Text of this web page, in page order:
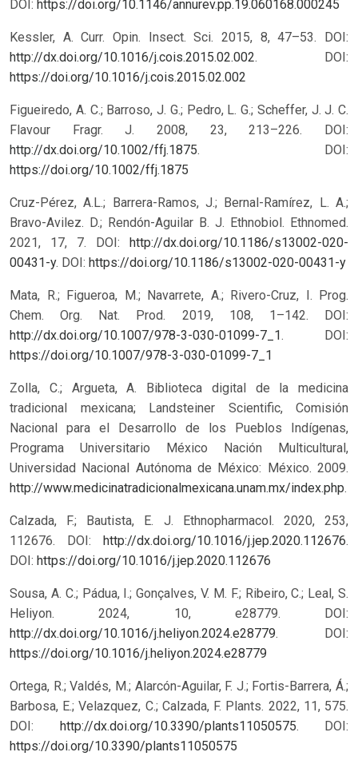
DOI: https://doi.org/10.1146/annurev.pp.19.060168.000245
Kessler, A. Curr. Opin. Insect. Sci. 2015, 8, 47–53. DOI:
http://dx.doi.org/10.1016/j.cois.2015.02.002. DOI:
https://doi.org/10.1016/j.cois.2015.02.002
Figueiredo, A. C.; Barroso, J. G.; Pedro, L. G.; Scheffer, J. J. C.
Flavour Fragr. J. 2008, 23, 213–226. DOI:
http://dx.doi.org/10.1002/ffj.1875. DOI:
https://doi.org/10.1002/ffj.1875
Cruz-Pérez, A.L.; Barrera-Ramos, J.; Bernal-Ramírez, L. A.;
Bravo-Avilez. D.; Rendón-Aguilar B. J. Ethnobiol. Ethnomed.
2021, 17, 7. DOI: http://dx.doi.org/10.1186/s13002-020-
00431-y. DOI: https://doi.org/10.1186/s13002-020-00431-y
Mata, R.; Figueroa, M.; Navarrete, A.; Rivero-Cruz, I. Prog.
Chem. Org. Nat. Prod. 2019, 108, 1–142. DOI:
http://dx.doi.org/10.1007/978-3-030-01099-7_1. DOI:
https://doi.org/10.1007/978-3-030-01099-7_1
Zolla, C.; Argueta, A. Biblioteca digital de la medicina
tradicional mexicana; Landsteiner Scientific, Comisión
Nacional para el Desarrollo de los Pueblos Indígenas,
Programa Universitario México Nación Multicultural,
Universidad Nacional Autónoma de México: México. 2009.
http://www.medicinatradicionalmexicana.unam.mx/index.php.
Calzada, F.; Bautista, E. J. Ethnopharmacol. 2020, 253,
112676. DOI: http://dx.doi.org/10.1016/j.jep.2020.112676.
DOI: https://doi.org/10.1016/j.jep.2020.112676
Sousa, A. C.; Pádua, I.; Gonçalves, V. M. F.; Ribeiro, C.; Leal, S.
Heliyon. 2024, 10, e28779. DOI:
http://dx.doi.org/10.1016/j.heliyon.2024.e28779. DOI:
https://doi.org/10.1016/j.heliyon.2024.e28779
Ortega, R.; Valdés, M.; Alarcón-Aguilar, F. J.; Fortis-Barrera, Á.;
Barbosa, E.; Velazquez, C.; Calzada, F. Plants. 2022, 11, 575.
DOI: http://dx.doi.org/10.3390/plants11050575. DOI:
https://doi.org/10.3390/plants11050575